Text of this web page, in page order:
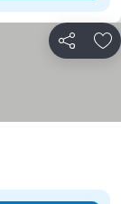
Teilen